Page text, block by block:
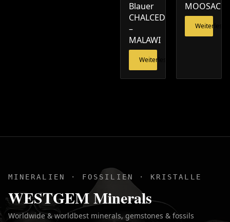
Blauer
CHALCEDON
–
MALAWI
Weiterlesen
Weiterlesen
MINERALIEN · FOSSILIEN · KRISTALLE
WESTGEM Minerals
Worldwide & worldbest minerals, gemstones & fossils